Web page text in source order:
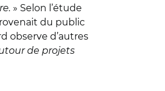
» Selon l’étude
du public
observe d’autres
de projets